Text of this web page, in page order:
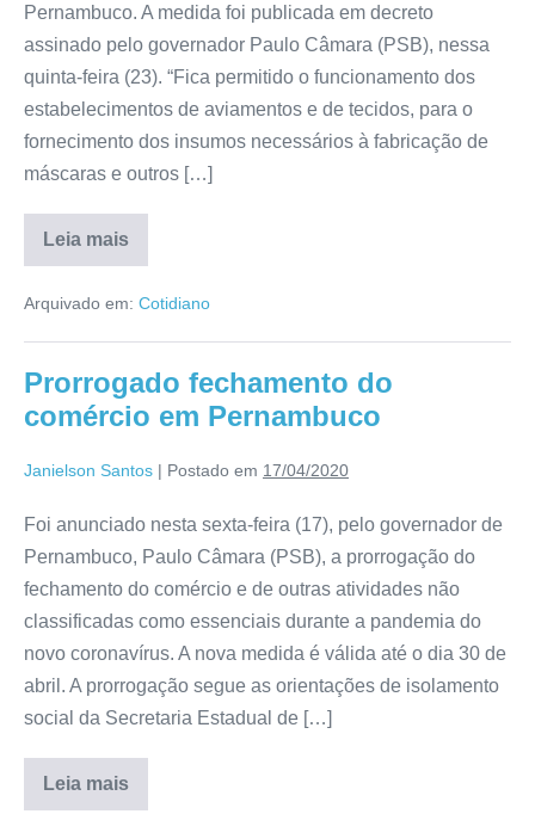
Pernambuco. A medida foi publicada em decreto
assinado pelo governador Paulo Câmara (PSB), nessa
quinta-feira (23). “Fica permitido o funcionamento dos
estabelecimentos de aviamentos e de tecidos, para o
fornecimento dos insumos necessários à fabricação de
máscaras e outros […]
Leia mais
Arquivado em: Cotidiano
Prorrogado fechamento do
comércio em Pernambuco
Janielson Santos | Postado em 17/04/2020
Foi anunciado nesta sexta-feira (17), pelo governador de
Pernambuco, Paulo Câmara (PSB), a prorrogação do
fechamento do comércio e de outras atividades não
classificadas como essenciais durante a pandemia do
novo coronavírus. A nova medida é válida até o dia 30 de
abril. A prorrogação segue as orientações de isolamento
social da Secretaria Estadual de […]
Leia mais